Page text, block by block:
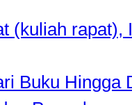
(kuliah rapat),
Buku Hingga